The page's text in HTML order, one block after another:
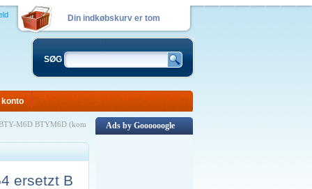
Din indkøbskurv er tom
SØG
konto
M6D BTYM6D (kom
ersetzt B
Ads by Goooooogle